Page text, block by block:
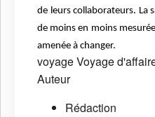
de leurs collaborateurs. La
de moins en moins
amenée à changer.
voyageVoyage
Auteur
Rédaction